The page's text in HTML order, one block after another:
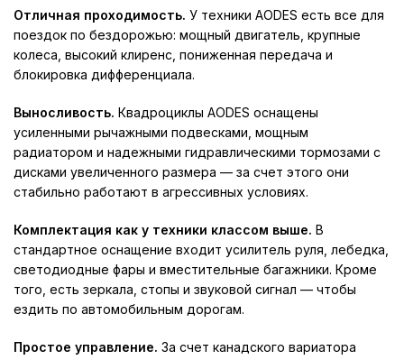
Отличная проходимость. У техники AODES есть все для
поездок по бездорожью: мощный двигатель, крупные
колеса, высокий клиренс, пониженная передача и
блокировка дифференциала.
Выносливость. Квадроциклы AODES оснащены
усиленными рычажными подвесками, мощным
радиатором и надежными гидравлическими тормозами с
дисками увеличенного размера — за счет этого они
стабильно работают в агрессивных условиях.
Комплектация как у техники классом выше. В
стандартное оснащение входит усилитель руля, лебедка,
светодиодные фары и вместительные багажники. Кроме
того, есть зеркала, стопы и звуковой сигнал — чтобы
ездить по автомобильным дорогам.
Простое управление. За счет канадского вариатора